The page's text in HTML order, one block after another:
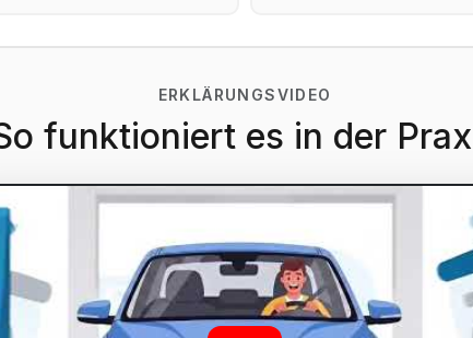
ERKLÄRUNGSVIDEO
funktioniert es in der